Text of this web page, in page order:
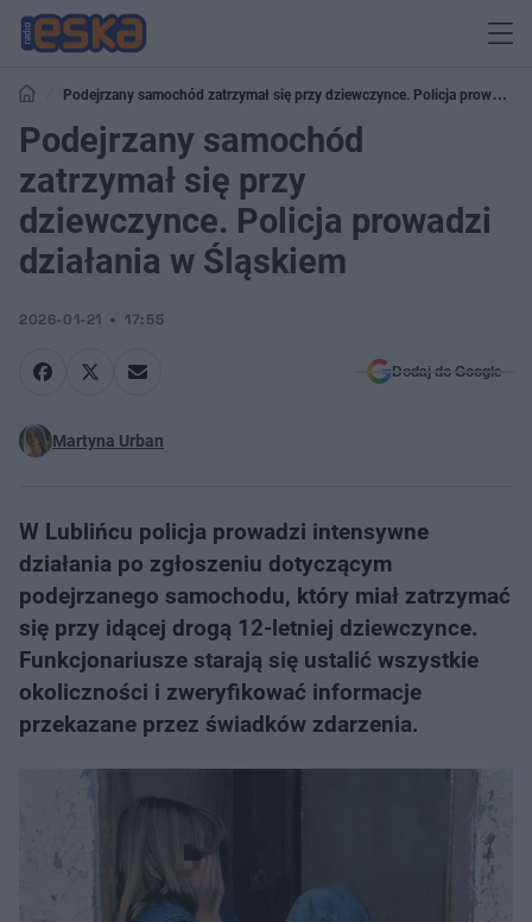
Podejrzany samochód zatrzymał się przy dziewczynce. Policja prowadzi
działania w Śląskiem
Podejrzany samochód
zatrzymał się przy
dziewczynce. Policja prowadzi
działania w Śląskiem
2026-01-21 17:55
Dodaj do Google
Martyna Urban
W Lublińcu policja prowadzi intensywne
działania po zgłoszeniu dotyczącym
podejrzanego samochodu, który miał zatrzymać
się przy idącej drogą 12-letniej dziewczynce.
Funkcjonariusze starają się ustalić wszystkie
okoliczności i zweryfikować informacje
przekazane przez świadków zdarzenia.